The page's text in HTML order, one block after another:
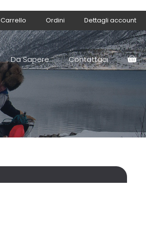
Carrello Ordini Dettagli account
Da Sapere Contattaci